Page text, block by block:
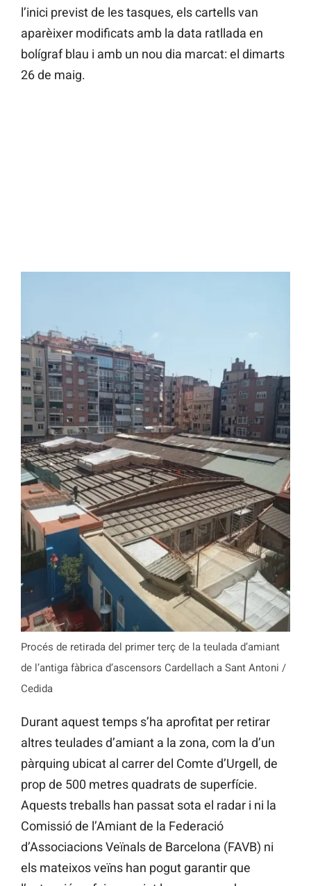
l’inici previst de les tasques, els cartells van
aparèixer modificats amb la data ratllada en
bolígraf blau i amb un nou dia marcat: el dimarts
26 de maig.
Procés de retirada del primer terç de la teulada d’amiant
de l’antiga fàbrica d’ascensors Cardellach a Sant Antoni /
Cedida
Durant aquest temps s’ha aprofitat per retirar
altres teulades d’amiant a la zona, com la d’un
pàrquing ubicat al carrer del Comte d’Urgell, de
prop de 500 metres quadrats de superfície.
Aquests treballs han passat sota el radar i ni la
Comissió de l’Amiant de la Federació
d’Associacions Veïnals de Barcelona (FAVB) ni
els mateixos veïns han pogut garantir que